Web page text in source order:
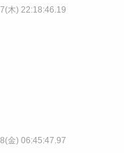
木) 22:18:46.19
金) 06:45:47.97